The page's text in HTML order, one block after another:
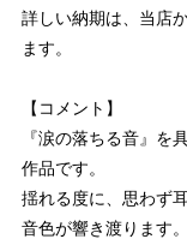
詳しい納期は、当店
ます。
【コメント】
『涙の落ちる音』を
作品です。
揺れる度に、思わず
音色が響き渡ります。